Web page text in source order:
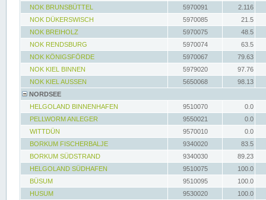
NOK BRUNSBÜTTEL
5970091
2.116
NOK DÜKERSWISCH
5970085
21.5
NOK BREIHOLZ
5970075
48.5
NOK RENDSBURG
5970074
63.5
NOK KÖNIGSFÖRDE
5970067
79.63
NOK KIEL BINNEN
5979020
97.76
NOK KIEL AUSSEN
5650068
98.13
NORDSEE
HELGOLAND BINNENHAFEN
9510070
0.0
PELLWORM ANLEGER
9550021
0.0
WITTDÜN
9570010
0.0
BORKUM FISCHERBALJE
9340020
83.5
BORKUM SÜDSTRAND
9340030
89.23
HELGOLAND SÜDHAFEN
9510075
100.0
BÜSUM
9510095
100.0
HUSUM
9530020 100.0